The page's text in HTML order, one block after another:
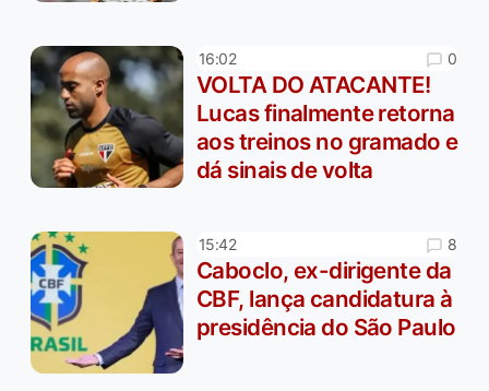
16:02 0
VOLTA DO ATACANTE!
Lucas finalmente retorna
aos treinos no gramado e
dá sinais de volta
15:42 8
Caboclo, ex-dirigente da
CBF, lança candidatura à
presidência do São Paulo